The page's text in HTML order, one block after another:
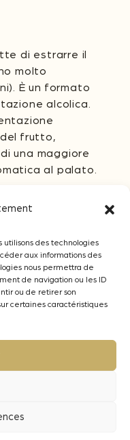
des technologies
aux informations des
nous permettra de
de navigation ou les ID
ou de retirer son
certaines caractéristiques
di estrarre il
molto
È un formato
alcolica.
frutto,
una maggiore
al palato.
?
deve
e 4 g/L per i vini
a non
potrebbe
varietale (note
questi granulari
Un
per